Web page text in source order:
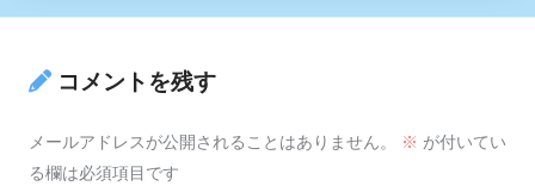
コメントを残す
メールアドレスが公開されることはありません。 ※ が付いてい
る欄は必須項目です